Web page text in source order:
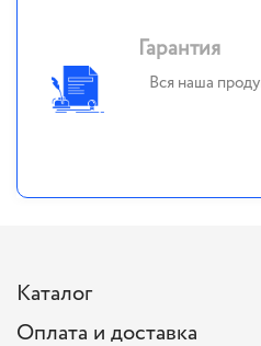
Гарантия
Вся наша
Каталог
Оплата и доставка